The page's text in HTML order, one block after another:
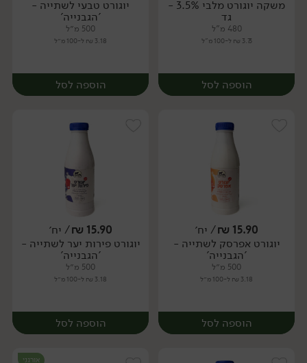
יח׳ יח׳
משקה יוגורט מלבי 3.5% -
גד
480 מ"ל
3.73 ₪ ל-100 מ"ל
הוספה לסל
יח׳
יוגורט טבעי לשתייה -
'הגבנייה'
500 מ״ל
3.18 ₪ ל-100 מ״ל
הוספה לסל
יח׳
15.90
₪/ יח׳
יוגורט אפרסק לשתייה -
'הגבנייה'
500 מ״ל
3.18 ₪ ל-100 מ״ל
הוספה לסל
15.90
₪/ יח׳
יוגורט פירות יער לשתייה -
'הגבנייה'
500 מ״ל
3.18 ₪ ל-100 מ״ל
הוספה לסל
אורגני